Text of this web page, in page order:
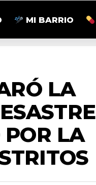
MI BARRIO
LA
POR LA